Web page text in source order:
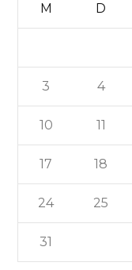
M D
3 4
10 11
17 18
24 25
31